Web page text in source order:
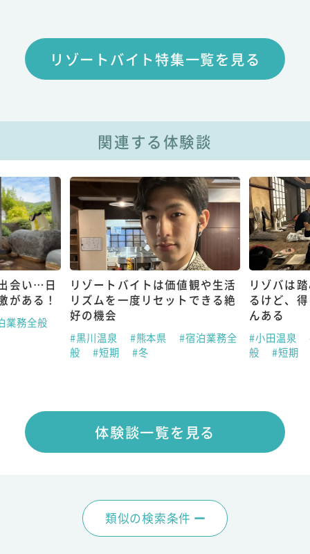
リゾートバイト特集一覧を見る
関連する体験談
会い…日
がある！
業務全般
リゾートバイトは価値観や生活
リズムを一度リセットできる絶
好の機会
#黒川温泉 #熊本県
#宿泊業務全
般
#短期 #冬
リゾバは
るけど、
んある
#小田温泉
般
#短期
体験談一覧を見る
類似の検索条件